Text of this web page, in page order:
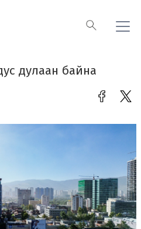
дулаан байна